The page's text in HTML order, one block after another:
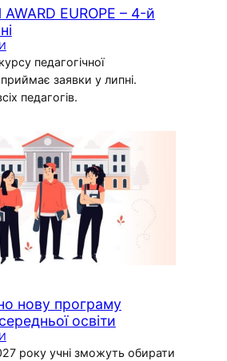
AWARD EUROPE – 4-й
педагогічної
заявки у липні.
педагогів.
нову програму
освіти
року учні зможуть обирати